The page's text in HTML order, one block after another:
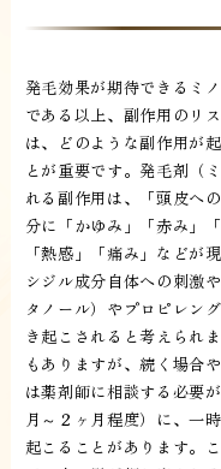
発毛効果が期待できるミ
である以上、副作用のリ
は、どのような副作用が
とが重要です。発毛剤（
れる副作用は、「頭皮へ
分に「かゆみ」「赤み」
「熱感」「痛み」などが
シジル成分自体への刺激
タノール）やプロピレン
き起こされると考えられ
もありますが、続く場合
は薬剤師に相談する必要
月～２ヶ月程度）に、一
起こることがあります。